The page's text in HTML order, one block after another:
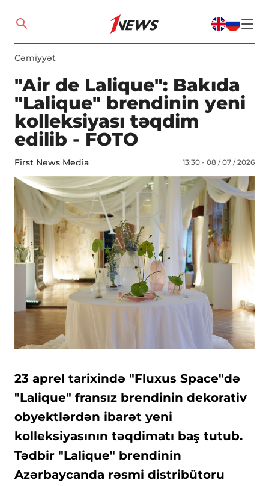
Cəmiyyət
"Air de Lalique": Bakıda
"Lalique" brendinin yeni
kolleksiyası təqdim
edilib - FOTO
First News Media 13:30 - 08 / 07 / 2026
23 aprel tarixində "Fluxus Space"də
"Lalique" fransız brendinin dekorativ
obyektlərdən ibarət yeni
kolleksiyasının təqdimatı baş tutub.
Tədbir "Lalique" brendinin
Azərbaycanda rəsmi distribütoru